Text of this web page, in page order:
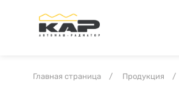
Главная страница / Продукция
/